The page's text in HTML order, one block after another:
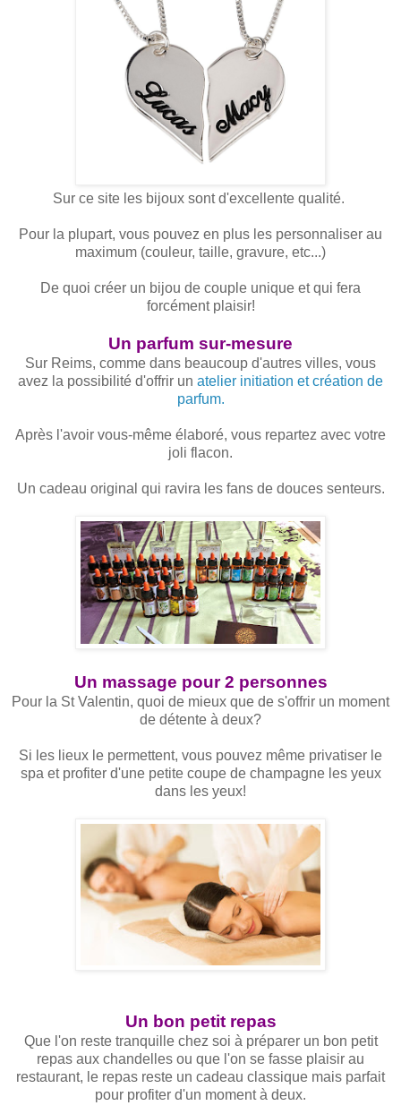
Sur ce site les bijoux sont d'excellente qualité.
Pour la plupart, vous pouvez en plus les personnaliser au
maximum (couleur, taille, gravure, etc...)
De quoi créer un bijou de couple unique et qui fera
forcément plaisir!
Un parfum sur-mesure
Sur Reims, comme dans beaucoup d'autres villes, vous
avez la possibilité d'offrir un atelier initiation et création de
parfum.
Après l'avoir vous-même élaboré, vous repartez avec votre
joli flacon.
Un cadeau original qui ravira les fans de douces senteurs.
Un massage pour 2 personnes
Pour la St Valentin, quoi de mieux que de s'offrir un moment
de détente à deux?
Si les lieux le permettent, vous pouvez même privatiser le
spa et profiter d'une petite coupe de champagne les yeux
dans les yeux!
Un bon petit repas
Que l'on reste tranquille chez soi à préparer un bon petit
repas aux chandelles ou que l'on se fasse plaisir au
restaurant, le repas reste un cadeau classique mais parfait
pour profiter d'un moment à deux.